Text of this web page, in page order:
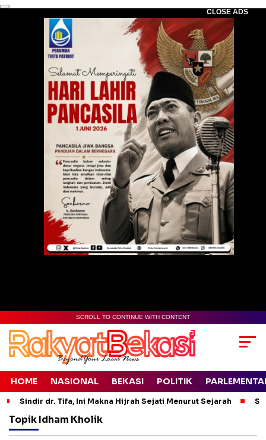
CLOSE ADS
SCROLL TO CONTINUE WITH CONTENT
HOME NASIONAL BEKASI POLITIK
Sindir dr. Tifa, Ini Makna Hijrah Sejati Menurut Sejarah
Topik Idham Kholik